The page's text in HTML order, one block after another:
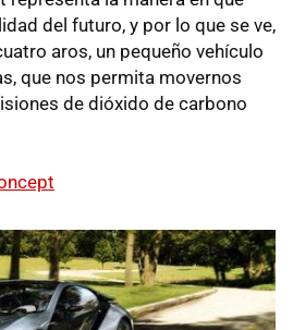
del futuro, y por lo que se ve,
aros, un pequeño vehículo
que nos permita movernos
de dióxido de carbono